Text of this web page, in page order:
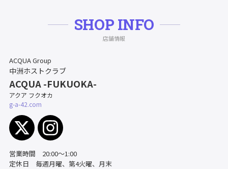
SHOP INFO
店舗情報
ACQUA Group
中洲ホストクラブ
ACQUA -FUKUOKA-
アクア フクオカ
g-a-42.com
営業時間 20:00〜1:00
定休日 毎週月曜、第4火曜、月末